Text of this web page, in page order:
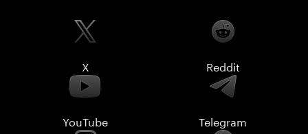
X Reddit
YouTube Telegram